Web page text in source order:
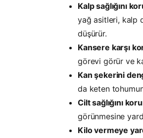
Kalp sağlığını
yağ asitleri, kalp
düşürür.
Kansere karşı
görevi görür ve
Kan şekerini
da keten
Cilt sağlığını
görünmesine
Kilo vermeye